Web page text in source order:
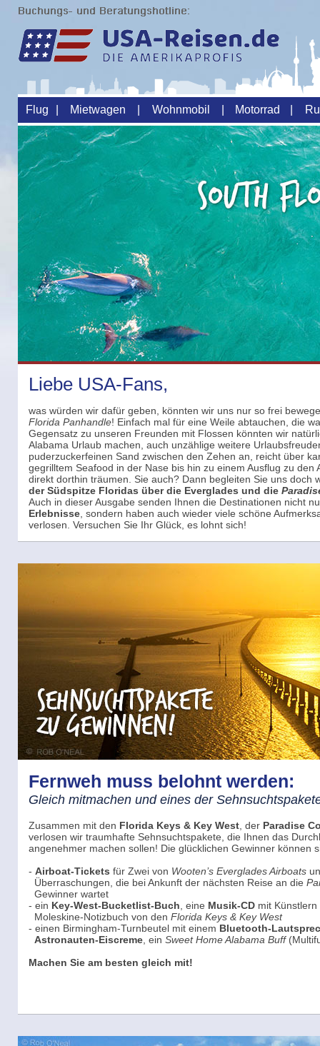
Flug Mietwagen Wohnmobil Motorrad
Liebe USA-Fans,
was würden wir dafür geben, könnten wir uns nur so frei
Florida Panhandle! Einfach mal für eine Weile abtauchen, die
Gegensatz zu unseren Freunden mit Flossen könnten wir
Alabama Urlaub machen, auch unzählige weitere
puderzuckerfeinen Sand zwischen den Zehen an, reicht über
gegrilltem Seafood in der Nase bis hin zu einem Ausflug zu
direkt dorthin träumen. Sie auch? Dann begleiten Sie uns
der Südspitze Floridas über die Everglades und die
Auch in dieser Ausgabe senden Ihnen die Destinationen nicht
Erlebnisse , sondern haben auch wieder viele schöne
verlosen. Versuchen Sie Ihr Glück, es lohnt sich!
Fernweh muss belohnt werden:
Gleich mitmachen und eines der
Zusammen mit den Florida Keys & Key West , der Paradise
verlosen wir traumhafte Sehnsuchtspakete, die Ihnen das
angenehmer machen sollen! Die glücklichen Gewinner können
- Airboat-Tickets für Zwei von Wooten’s Everglades Airboats
Überraschungen, die bei Ankunft der nächsten Reise an die
Gewinner wartet
- ein Key-West-Bucketlist-Buch , eine Musik-CD mit
Moleskine-Notizbuch von den Florida Keys & Key West
- einen Birmingham-Turnbeutel mit einem Bluetooth-
Astronauten-Eiscreme , ein Sweet Home Alabama Buff
Machen Sie am besten gleich mit!